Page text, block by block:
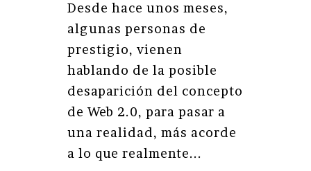
Desde hace unos meses,
algunas personas de
prestigio, vienen
hablando de la posible
desaparición del concepto
de Web 2.0, para pasar a
una realidad, más acorde
a lo que realmente...